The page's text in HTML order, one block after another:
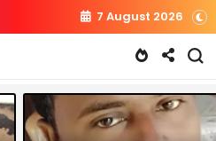
7 August 2026